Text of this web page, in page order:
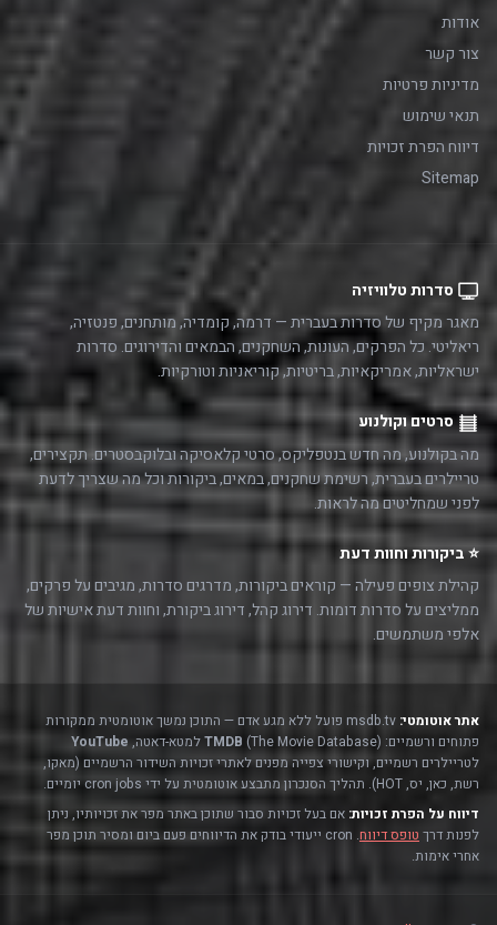
אודות
צור קשר
מדיניות פרטיות
תנאי שימוש
דיווח הפרת זכויות
Sitemap
סדרות טלוויזיה
מאגר מקיף של סדרות בעברית — דרמה, קומדיה, מותחנים, פנטזיה,
ריאליטי. כל הפרקים, העונות, השחקנים, הבמאים והדירוגים. סדרות
ישראליות, אמריקאיות, בריטיות, קוריאניות וטורקיות.
סרטים וקולנוע
מה בקולנוע, מה חדש בנטפליקס, סרטי קלאסיקה ובלוקבסטרים. תקצירים,
טריילרים בעברית, רשימת שחקנים, במאים, ביקורות וכל מה שצריך לדעת
לפני שמחליטים מה לראות.
⭐ ביקורות וחוות דעת
קהילת צופים פעילה — קוראים ביקורות, מדרגים סדרות, מגיבים על פרקים,
ממליצים על סדרות דומות. דירוג קהל, דירוג ביקורת, וחוות דעת אישיות של
אלפי משתמשים.
אתר אוטומטי:
msdb.tv פועל ללא מגע אדם — התוכן נמשך אוטומטית ממקורות
פתוחים ורשמיים:
TMDB (The Movie Database) למטא-דאטה,
YouTube
לטריילרים רשמיים, וקישורי צפייה מפנים לאתרי זכויות השידור הרשמיים (מאקו,
רשת, כאן, יס, HOT). תהליך הסנכרון מתבצע אוטומטית על ידי cron jobs יומיים.
דיווח על הפרת זכויות: אם בעל זכויות סבור שתוכן באתר מפר את זכויותיו, ניתן
לפנות דרך טופס דיווח
. cron ייעודי בודק את הדיווחים פעם ביום ומסיר תוכן מפר
אחרי אימות.